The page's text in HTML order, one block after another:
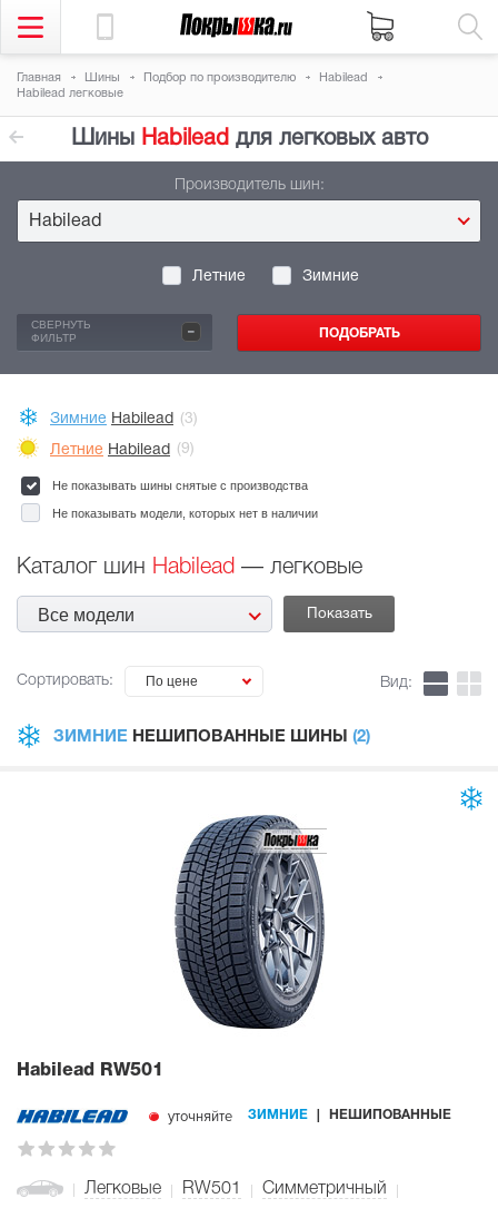
Главная Шины Подбор по производителю
Habilead
Habilead легковые
Шины Habilead для легковых авто
Производитель шин:
Habilead
Летние Зимние
СВЕРНУТЬ
ФИЛЬТР
-
Зимние Habilead (3)
Летние Habilead (9)
Не показывать шины снятые с производства
Не показывать модели, которых нет в наличии
Каталог шин Habilead — легковые
Все модели
Сортировать: По цене Вид:
ЗИМНИЕ НЕШИПОВАННЫЕ ШИНЫ (2)
Habilead RW501
уточняйте ЗИМНИЕ НЕШИПОВАННЫЕ
Легковые RW501 Симметричный